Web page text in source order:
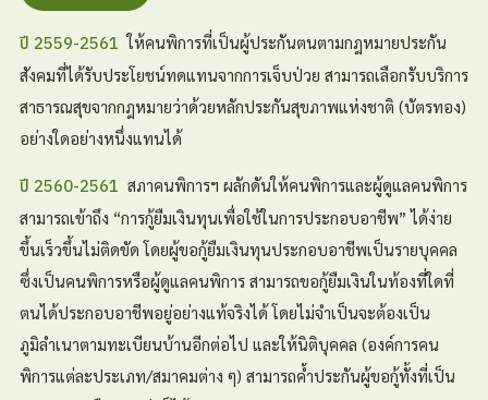
ปี 2559-2561 ให้คนพิการที่เป็นผู้ประกันตนตามกฎหมายประกัน
สังคมที่ได้รับประโยชน์ทดแทนจากการเจ็บป่วย สามารถเลือกรับบริการ
สาธารณสุขจากกฎหมายว่าด้วยหลักประกันสุขภาพแห่งชาติ (บัตรทอง)
อย่างใดอย่างหนึ่งแทนได้
ปี 2560-2561 สภาคนพิการฯ ผลักดันให้คนพิการและผู้ดูแลคนพิการ
สามารถเข้าถึง “การกู้ยืมเงินทุนเพื่อใช้ในการประกอบอาชีพ” ได้ง่าย
ขึ้นเร็วขึ้นไม่ติดขัด โดยผู้ขอกู้ยืมเงินทุนประกอบอาชีพเป็นรายบุคคล
ซึ่งเป็นคนพิการหรือผู้ดูแลคนพิการ สามารถขอกู้ยืมเงินในท้องที่ใดที่
ตนได้ประกอบอาชีพอยู่อย่างแท้จริงได้ โดยไม่จำเป็นจะต้องเป็น
ภูมิลำเนาตามทะเบียนบ้านอีกต่อไป และให้นิติบุคคล (องค์การคน
พิการแต่ละประเภท/สมาคมต่าง ๆ) สามารถค้ำประกันผู้ขอกู้ทั้งที่เป็น